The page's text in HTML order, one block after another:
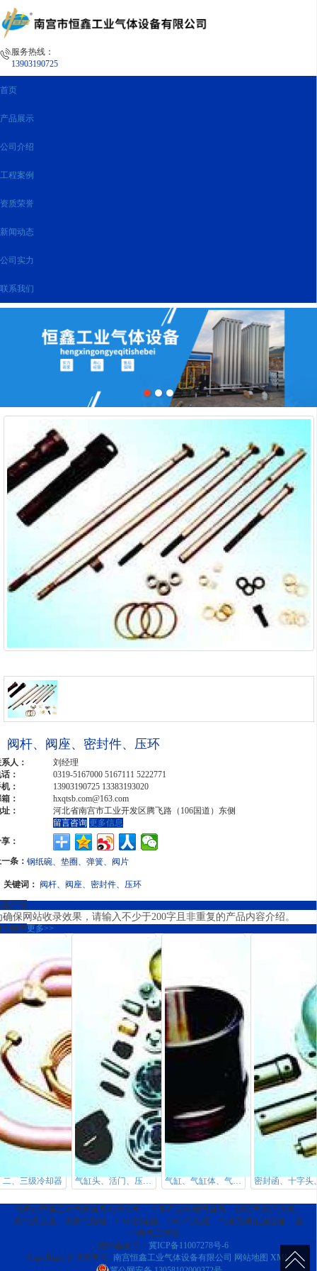
服务热线：
13903190725
首页
产品展示
公司介绍
工程案例
资质荣誉
新闻动态
公司实力
联系我们
阀杆、阀座、密封件、压环
人：
刘经理
：
0319-5167000 5167111 5222771
：
13903190725 13383193020
：
hxqtsb.com@163.com
：
河北省南宫市工业开发区腾飞路（106国道）东侧
留言咨询 更多信息
：
条： 钢纸碗、垫圈、弹簧、阀片
关键词： 阀杆、阀座、密封件、压环
介绍
确保网站收录效果，请输入不少于200字且非重复的产品内容介绍。
推荐更多>>
二、三级冷却器 气缸头、活门、压架、顶丝 气缸、气缸体、气缸套
南宫市恒鑫工业气体设备有限公司，主要产品有燃气设备、LNG气化调压撬、
燃气调压撬、天然气瓶组、LNG加液撬、LNG气化器、气体充装汇流设备、集
中供气工程等。
工信部备案号： 冀ICP备11007278号-6
CopyRight © 版权所有: 南宫恒鑫工业气体设备有限公司 网站地图 XML